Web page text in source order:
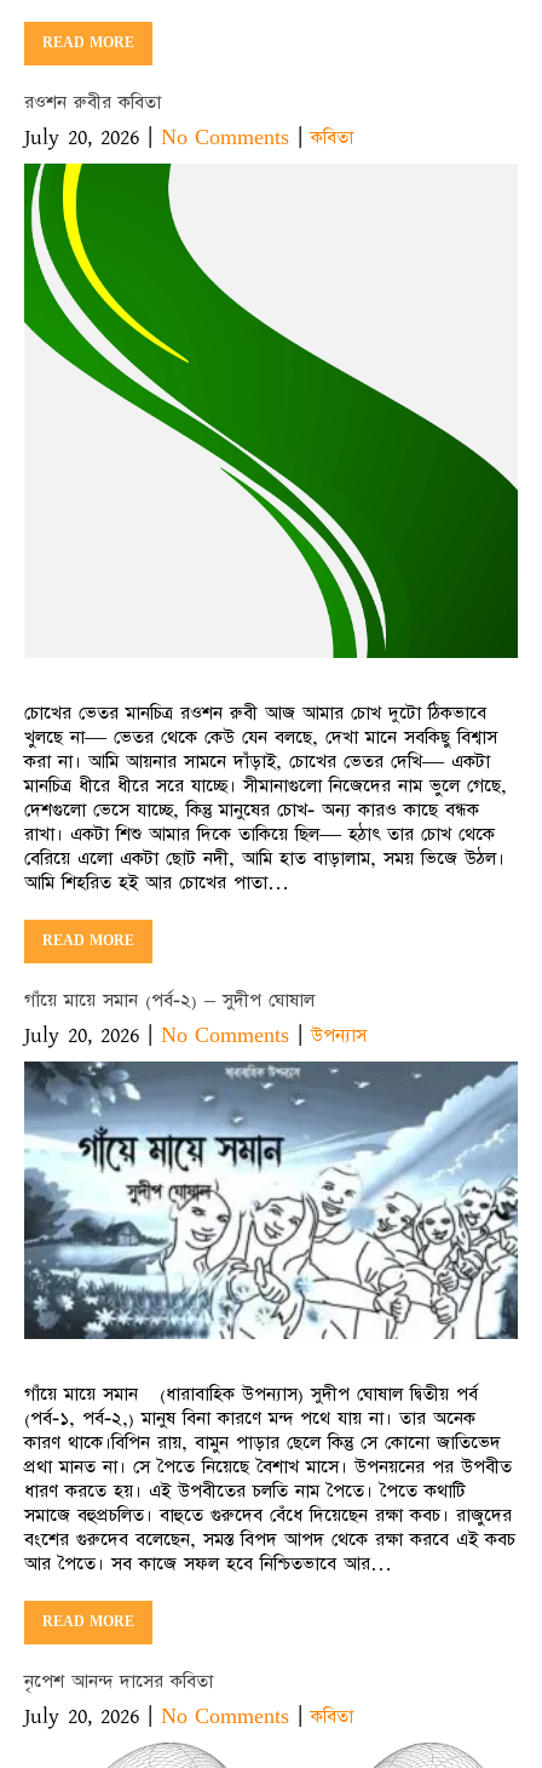
READ MORE
রওশন রুবীর কবিতা
July 20, 2026 | No Comments |কবিতা
চোখের ভেতর মানচিত্র রওশন রুবী আজ আমার চোখ দুটো ঠিকভাবে
খুলছে না— ভেতর থেকে কেউ যেন বলছে, দেখা মানে সবকিছু বিশ্বাস
করা না। আমি আয়নার সামনে দাঁড়াই, চোখের ভেতর দেখি— একটা
মানচিত্র ধীরে ধীরে সরে যাচ্ছে। সীমানাগুলো নিজেদের নাম ভুলে গেছে,
দেশগুলো ভেসে যাচ্ছে, কিন্তু মানুষের চোখ- অন্য কারও কাছে বন্ধক
রাখা। একটা শিশু আমার দিকে তাকিয়ে ছিল— হঠাৎ তার চোখ থেকে
বেরিয়ে এলো একটা ছোট নদী, আমি হাত বাড়ালাম, সময় ভিজে উঠল।
আমি শিহরিত হই আর চোখের পাতা…
READ MORE
গাঁয়ে মায়ে সমান (পর্ব-২) – সুদীপ ঘোষাল
July 20, 2026 | No Comments |উপন্যাস
গাঁয়ে মায়ে সমান (ধারাবাহিক উপন্যাস) সুদীপ ঘোষাল দ্বিতীয় পর্ব
(পর্ব-১, পর্ব-২,) মানুষ বিনা কারণে মন্দ পথে যায় না। তার অনেক
কারণ থাকে।বিপিন রায়, বামুন পাড়ার ছেলে কিন্তু সে কোনো জাতিভেদ
প্রথা মানত না। সে পৈতে নিয়েছে বৈশাখ মাসে। উপনয়নের পর উপবীত
ধারণ করতে হয়। এই উপবীতের চলতি নাম পৈতে। পৈতে কথাটি
সমাজে বহুপ্রচলিত। বাহুতে গুরুদেব বেঁধে দিয়েছেন রক্ষা কবচ। রাজুদের
বংশের গুরুদেব বলেছেন, সমস্ত বিপদ আপদ থেকে রক্ষা করবে এই কবচ
আর পৈতে। সব কাজে সফল হবে নিশ্চিতভাবে আর…
READ MORE
নৃপেশ আনন্দ দাসের কবিতা
July 20, 2026 | No Comments |কবিতা